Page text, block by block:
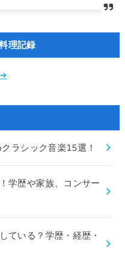
理記録
ラシック音楽15選！
学歴や家族、コンサー
ている？学歴・経歴・